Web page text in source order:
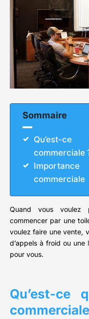
Sommaire
Qu’est-
commerciale
commerciale
Quand vous voulez
commencer par une
voulez faire une vente,
d’appels à froid ou
pour vous.
Qu’est-ce